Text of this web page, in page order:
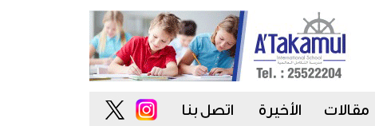
مقالات الأخيرة اتصل بنا